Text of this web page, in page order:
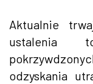
Aktualnie
ustalenia
odzyskania